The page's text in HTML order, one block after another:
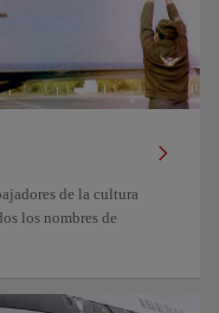
de la cultura
los nombres de